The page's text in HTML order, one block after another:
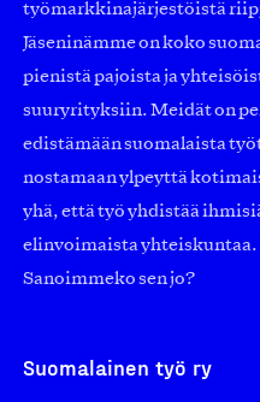
työmarkkinajärjestöistä
Jäseninämme on koko
pienistä pajoista ja
suuryrityksiin. Meidät on
edistämään suomalaista
nostamaan ylpeyttä
yhä, että työ yhdistää
elinvoimaista yhteiskuntaa.
Sanoimmeko sen jo?
Suomalainen työ ry